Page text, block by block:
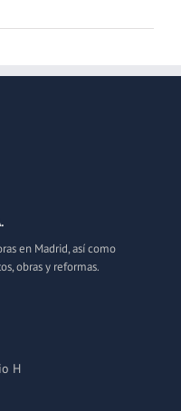
en Madrid, así como
obras y reformas.
H